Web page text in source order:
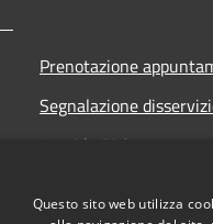
Prenotazione
Segnalazione
Leggi le FAQ
Questo sito web utilizza